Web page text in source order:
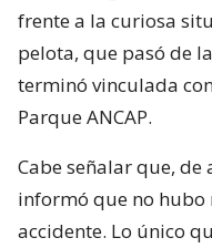
frente a la curiosa
pelota, que pasó de
terminó vinculada
Parque ANCAP.
Cabe señalar que, de
informó que no hubo
accidente. Lo único